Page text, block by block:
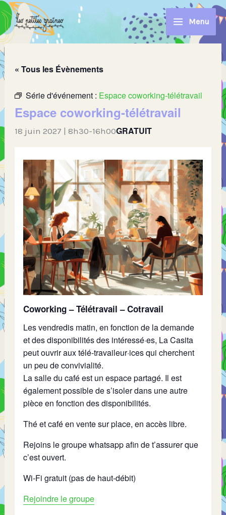
Aller
au
contenu
Menu
« Tous les Évènements
Série d'événement : Espace coworking-télétravail
Espace coworking-télétravail
18 juin 2027 | 8h30-16h00GRATUIT
Coworking – Télétravail – Cotravail
Les vendredis matin, en fonction de la demande
et des disponibilités des intéressé·es, La Casita
peut ouvrir aux télé-travaileur·ices qui cherchent
un peu de convivialité.
La salle du café est un espace partagé. Il est
également possible de s’isoler dans une autre
pièce en fonction des disponibilités.
Thé et café en vente sur place, en accès libre.
Rejoins le groupe whatsapp afin de t’assurer que
c’est ouvert.
Wi-Fi gratuit (pas de haut-débit)
Rejoindre le groupe